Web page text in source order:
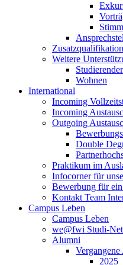
Weitere
Wohnen
International
Incoming
Incoming
Outgoing
Double
Praktikum im
Infocorner für
Bewerbung für
Kontakt Team
Campus Leben
Campus Leben
we@fwi Studi-
Alumni
2025